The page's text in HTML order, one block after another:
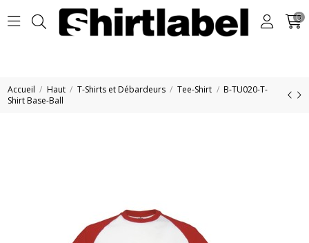
0
Accueil Haut T-Shirts et Débardeurs Tee-Shirt
B-TU020-T-
Shirt Base-Ball